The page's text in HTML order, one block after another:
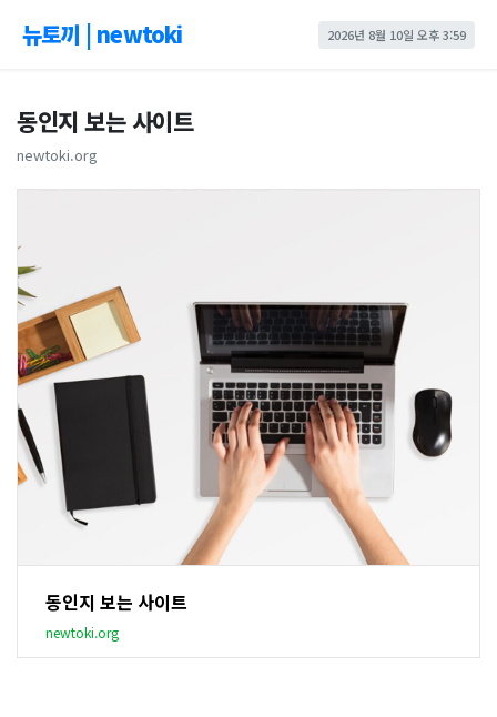
뉴토끼 | newtoki 2026년 8월 10일 오후 3:59
동인지 보는 사이트
newtoki.org
동인지 보는 사이트
newtoki.org